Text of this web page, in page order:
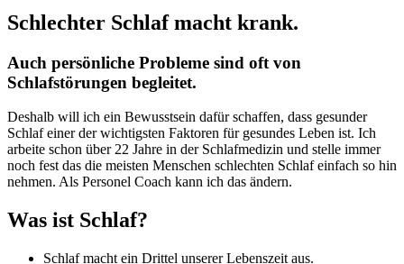
Schlechter Schlaf macht krank.
Auch persönliche Probleme sind oft von
Schlafstörungen begleitet.
Deshalb will ich ein Bewusstsein dafür schaffen, dass gesunder
Schlaf einer der wichtigsten Faktoren für gesundes Leben ist. Ich
arbeite schon über 22 Jahre in der Schlafmedizin und stelle immer
noch fest das die meisten Menschen schlechten Schlaf einfach so hin
nehmen. Als Personel Coach kann ich das ändern.
Was ist Schlaf?
Schlaf macht ein Drittel unserer Lebenszeit aus.